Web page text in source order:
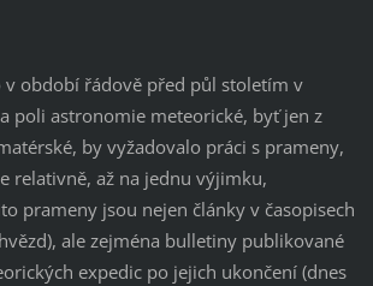
v období řádově před půl stoletím v
poli astronomie meteorické, byť jen z
by vyžadovalo práci s prameny,
relativně, až na jednu výjimku,
prameny jsou nejen články v časopisech
ale zejména bulletiny publikované
expedic po jejich ukončení (dnes